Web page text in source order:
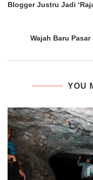
Blogger Justru Jadi
Wajah Baru
YOU